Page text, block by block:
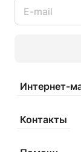
Интернет-
Контакты